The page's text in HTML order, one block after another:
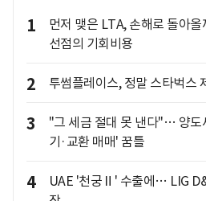
1
먼저 맺은 LTA, 손해로 돌아
선점의 기회비용
2 투썸플레이스, 정말 스타벅스
3
"그 세금 절대 못 낸다"… 양도
기·교환 매매' 꿈틀
4
UAE '천궁Ⅱ' 수출에… LIG